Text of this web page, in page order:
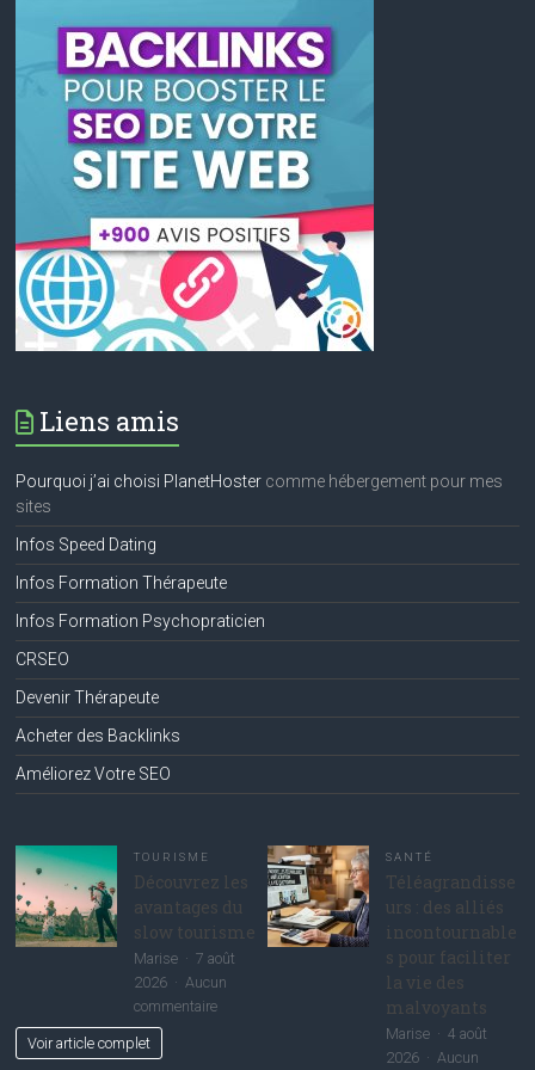
Liens amis
Pourquoi j’ai choisi PlanetHoster comme hébergement pour mes
sites
Infos Speed Dating
Infos Formation Thérapeute
Infos Formation Psychopraticien
CRSEO
Devenir Thérapeute
Acheter des Backlinks
Améliorez Votre SEO
TOURISME
Découvrez les
avantages du
slow tourisme
Marise
7 août
2026
Aucun
commentairesur
Voir article complet
SANTÉ
Téléagrandisse
urs : des alliés
incontournable
s pour faciliter
la vie des
malvoyants
Marise
4 août
2026
Aucun